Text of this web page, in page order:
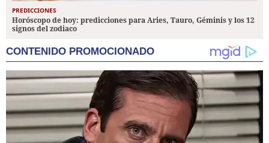
PREDICCIONES
Horóscopo de hoy: predicciones para Aries, Tauro, Géminis y los 12
signos del zodiaco
CONTENIDO PROMOCIONADO